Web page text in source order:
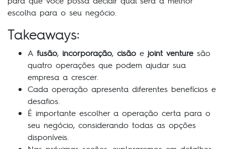
escolha para o seu negócio.
Takeaways:
A fusão, incorporação, cisão e joint venture são
quatro operações que podem ajudar sua
empresa a crescer.
Cada operação apresenta diferentes benefícios e
desafios.
É importante escolher a operação certa para o
seu negócio, considerando todas as opções
disponíveis.